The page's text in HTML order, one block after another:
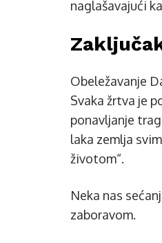
naglašavajući
Obeležavanje
Svaka žrtva je
ponavljanje
laka zemlja
životom“.
Neka nas
zaboravom.